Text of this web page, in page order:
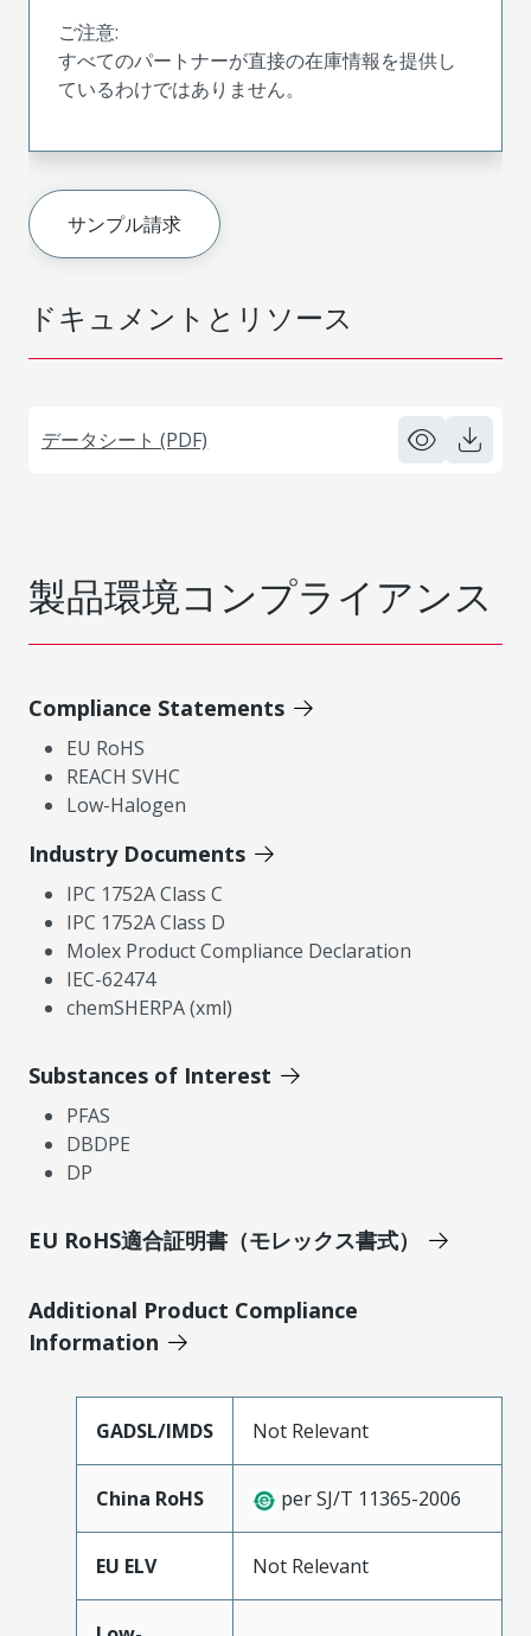
ドキュメントとリソース
データシート (PDF)
ご注意:
すべてのパートナーが直接の在庫情報を提供し
ているわけではありません。
サンプル請求
製品環境コンプライアンス
Compliance Statements
EU RoHS
REACH SVHC
Low-Halogen
Industry Documents
IPC 1752A Class C
IPC 1752A Class D
Molex Product Compliance Declaration
IEC-62474
chemSHERPA (xml)
Substances of Interest
PFAS
DBDPE
DP
EU RoHS適合証明書（モレックス書式）
Additional Product Compliance
Information
GADSL/IMDS Not Relevant
China RoHS per SJ/T 11365-2006
EU ELV Not Relevant